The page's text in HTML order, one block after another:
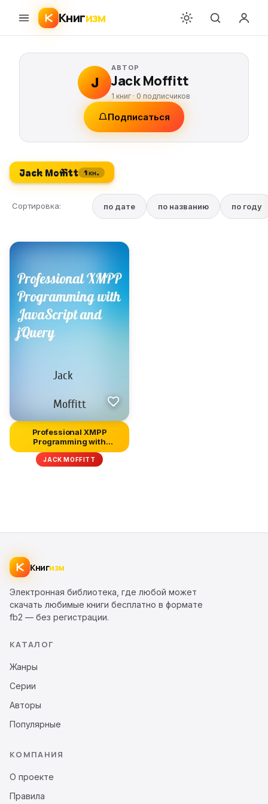
Книгизм
J
АВТОР
Jack Moffitt
1 книг · 0 подписчиков
Подписаться
Jack Moffitt 1 кн.
Сортировка: по дате по названию по году
Professional XMPP
Programming with
JavaScript and...
JACK MOFFITT
Книгизм
Электронная библиотека, где любой может
скачать любимые книги бесплатно в формате
fb2 — без регистрации.
КАТАЛОГ
Жанры
Серии
Авторы
Популярные
КОМПАНИЯ
О проекте
Правила